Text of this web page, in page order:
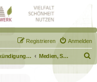
Anmelden
Registrieren
Ankündigungen & Fragen zum Forum Medien, Schilder, Downloads
u